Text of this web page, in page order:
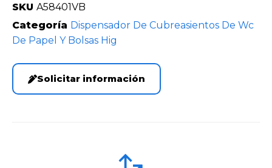
SKU A58401VB
Categoría Dispensador De Cubreasientos De Wc
De Papel Y Bolsas Hig
Solicitar información